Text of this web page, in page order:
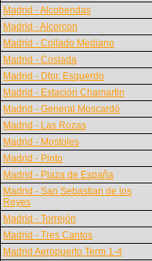
Madrid - Alcobendas
Madrid - Alcorcon
Madrid - Collado Mediano
Madrid - Coslada
Madrid - Dtor. Esquerdo
Madrid - Estación Chamartin
Madrid - General Moscardó
Madrid - Las Rozas
Madrid - Mostoles
Madrid - Pinto
Madrid - Plaza de España
Madrid - San Sebastian de los
Reyes
Madrid - Torrejón
Madrid - Tres Cantos
Madrid Aeropuerto Term 1-4